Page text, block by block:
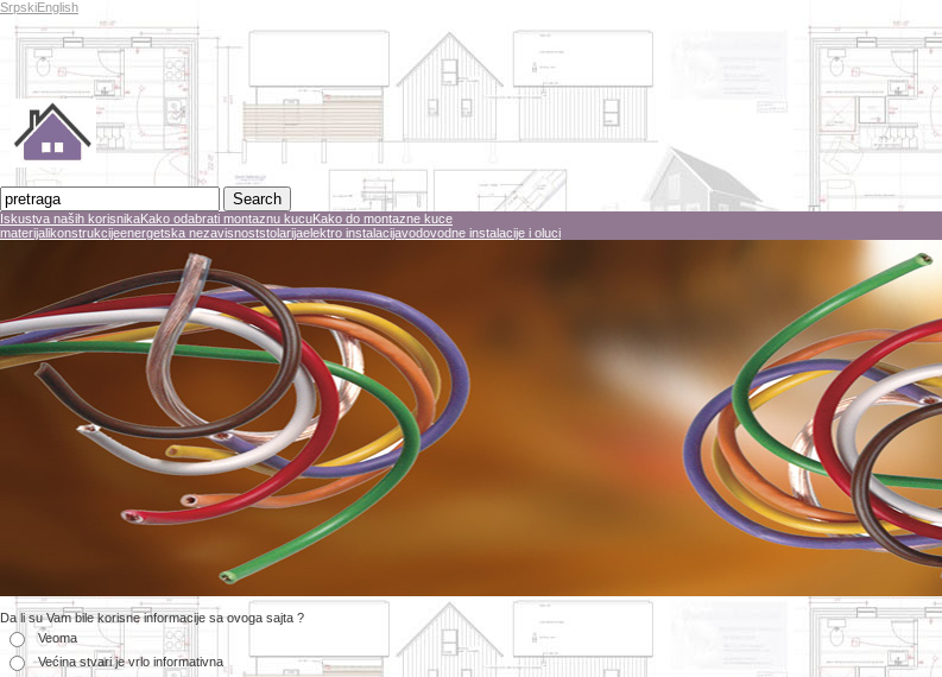
SrpskiEnglish
Iskustva naših korisnikaKako odabrati montaznu kucuKako do montazne kuce
materijalikonstrukcijeenergetska nezavisnoststolarijaelektro instalacijavodovodne instalacije i oluci
Da li su Vam bile korisne informacije sa ovoga sajta ?
Veoma
Većina stvari je vrlo informativna